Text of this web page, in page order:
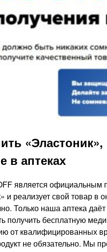
в аптеках
является официальным
и реализует свой товар в
Только наша аптека
получить бесплатную
от квалифицированных
не обязательно. Мы